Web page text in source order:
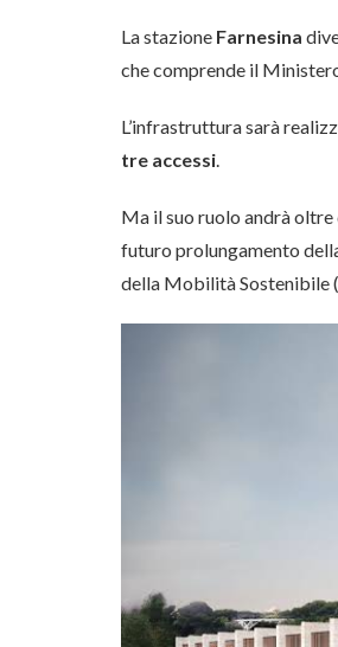
La stazione Farnesina
che comprende il
L’infrastruttura sarà
tre accessi.
Ma il suo ruolo andrà
futuro prolungamento
della Mobilità Sostenibile